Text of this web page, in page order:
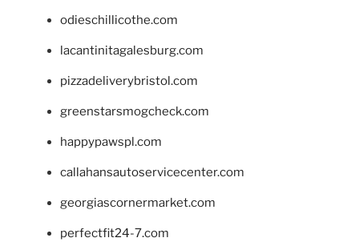
odieschillicothe.com
lacantinitagalesburg.com
pizzadeliverybristol.com
greenstarsmogcheck.com
happypawspl.com
callahansautoservicecenter.com
georgiascornermarket.com
perfectfit24-7.com